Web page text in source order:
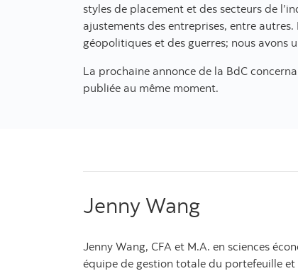
styles de placement et des secteurs de
ajustements des entreprises, entre
géopolitiques et des guerres; nous
La prochaine annonce de la BdC
publiée au même moment.
Jenny Wang
Jenny Wang, CFA et M.A. en sciences
équipe de gestion totale du portefeuille